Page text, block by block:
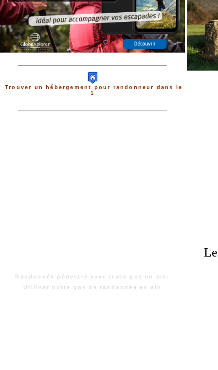
Trouver un hébergement pour randonneur dans le
1
Randonnée pédestre avec trace gps en ain.
Utiliser votre gps de randonnée en ain